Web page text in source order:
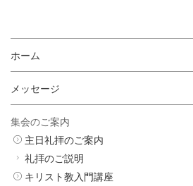
ホーム
メッセージ
集会のご案内
主日礼拝のご案内
礼拝のご説明
キリスト教入門講座